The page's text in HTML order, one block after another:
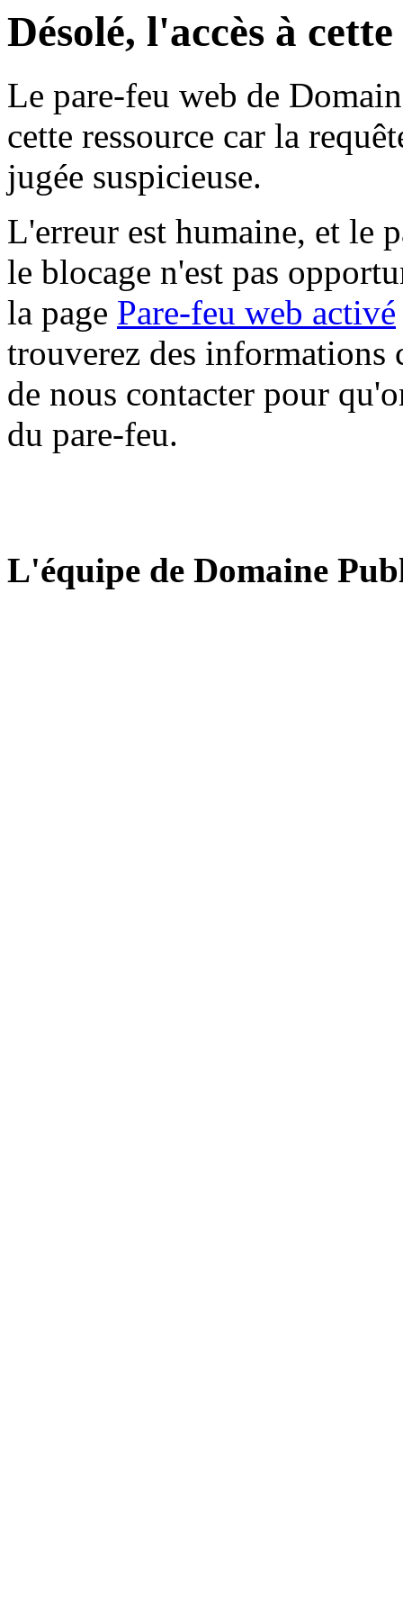
Désolé, l'accès à
Le pare-feu web de
cette ressource car la
jugée suspicieuse.
L'erreur est humaine, et le
le blocage n'est pas
la page Pare-feu web activé
trouverez des informations
de nous contacter pour
du pare-feu.
L'équipe de Domaine